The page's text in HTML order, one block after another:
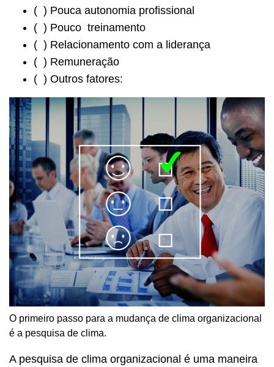
( ) Pouca autonomia profissional
( ) Pouco treinamento
( ) Relacionamento com a liderança
( ) Remuneração
( ) Outros fatores:
O primeiro passo para a mudança de clima organizacional
é a pesquisa de clima.
A pesquisa de clima organizacional é uma maneira